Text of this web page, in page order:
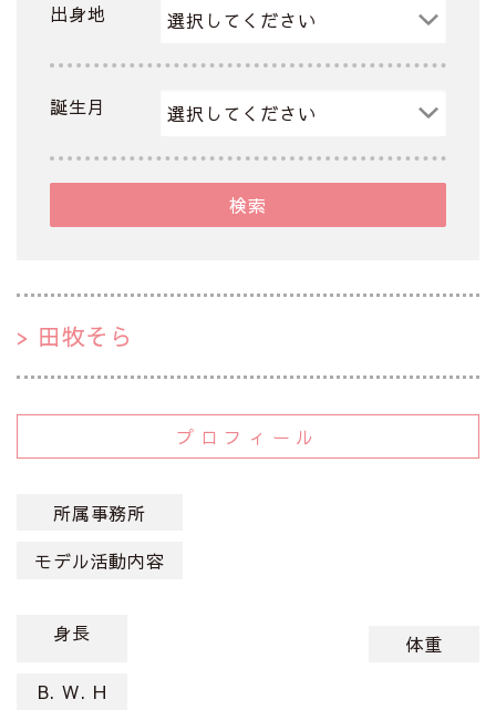
出身地
誕生月
検索
田牧そら
プロフィール
所属事務所
モデル活動内容
身長
体重
B. W. H